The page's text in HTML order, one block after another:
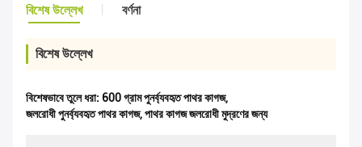
বিশেষ উল্লেখ বর্ণনা
বিশেষ উল্লেখ
বিশেষভাবে তুলে ধরা: 600 গ্রাম পুনর্ব্যবহৃত পাথর কাগজ,
জলরোধী পুনর্ব্যবহৃত পাথর কাগজ,পাথর কাগজ জলরোধী মুদ্রণের জন্য